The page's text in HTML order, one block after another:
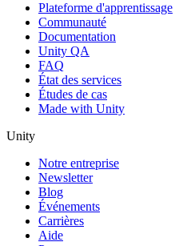
Plateforme d'apprentissage
Communauté
Documentation
Unity QA
FAQ
État des services
Études de cas
Made with Unity
Unity
Notre entreprise
Newsletter
Blog
Événements
Carrières
Aide